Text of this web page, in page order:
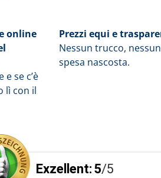
online
se c’è
lì con il
Prezzi equi e
Nessun trucco,
spesa nascosta.